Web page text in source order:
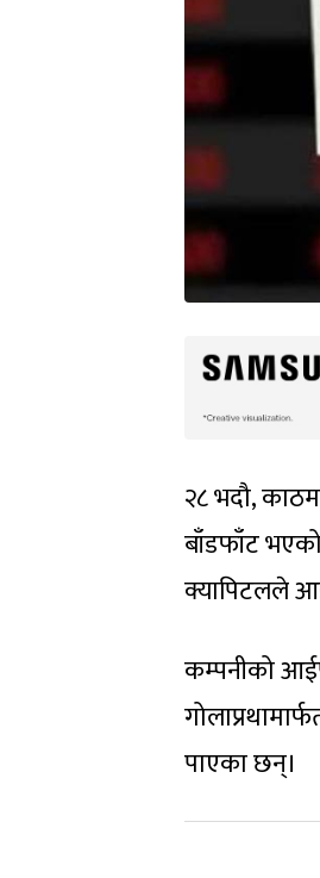
२८ भदौ,
बाँडफाँट
क्यापिटलले
कम्पनीको
पाएका छन्।